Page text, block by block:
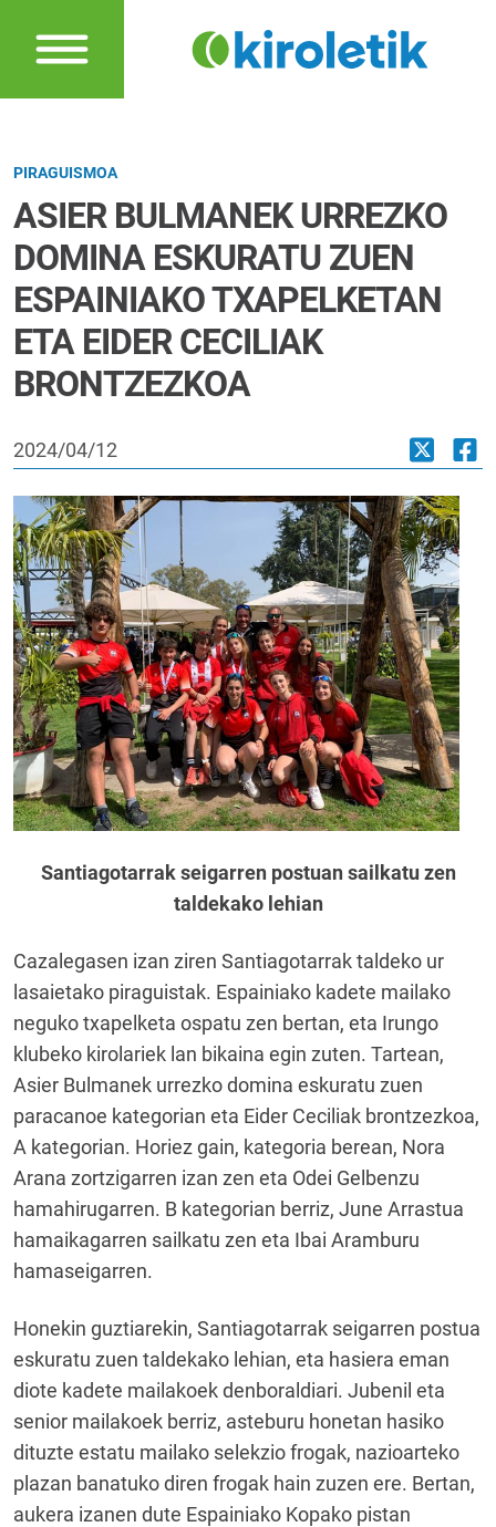
PIRAGUISMOA
ASIER BULMANEK URREZKO
DOMINA ESKURATU ZUEN
ESPAINIAKO TXAPELKETAN
ETA EIDER CECILIAK
BRONTZEZKOA
2024/04/12
Santiagotarrak seigarren postuan sailkatu zen
taldekako lehian
Cazalegasen izan ziren Santiagotarrak taldeko ur
lasaietako piraguistak. Espainiako kadete mailako
neguko txapelketa ospatu zen bertan, eta Irungo
klubeko kirolariek lan bikaina egin zuten. Tartean,
Asier Bulmanek urrezko domina eskuratu zuen
paracanoe kategorian eta Eider Ceciliak brontzezkoa,
A kategorian. Horiez gain, kategoria berean, Nora
Arana zortzigarren izan zen eta Odei Gelbenzu
hamahirugarren. B kategorian berriz, June Arrastua
hamaikagarren sailkatu zen eta Ibai Aramburu
hamaseigarren.
Honekin guztiarekin, Santiagotarrak seigarren postua
eskuratu zuen taldekako lehian, eta hasiera eman
diote kadete mailakoek denboraldiari. Jubenil eta
senior mailakoek berriz, asteburu honetan hasiko
dituzte estatu mailako selekzio frogak, nazioarteko
plazan banatuko diren frogak hain zuzen ere. Bertan,
aukera izanen dute Espainiako Kopako pistan